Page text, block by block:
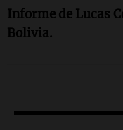
Informe de Lucas
Bolivia.